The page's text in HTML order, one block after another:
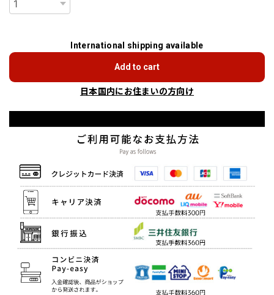
International shipping available
Add to cart
日本国内にお住まいの方向け